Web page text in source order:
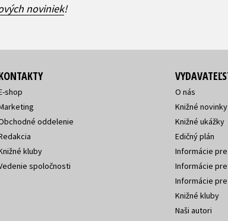
noviniek!
shop
oddelenie
kluby
spoločnosti
O nás
Knižné novinky
Knižné ukážky
Edičný plán
Informácie
Informácie
Informácie
Knižné kluby
Naši autori